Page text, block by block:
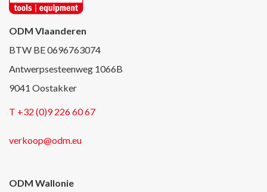
ODM Vlaanderen
BTW BE 0696763074
Antwerpsesteenweg 1066B
9041 Oostakker
T +32 (0)9 226 60 67
verkoop@odm.eu
ODM Wallonie